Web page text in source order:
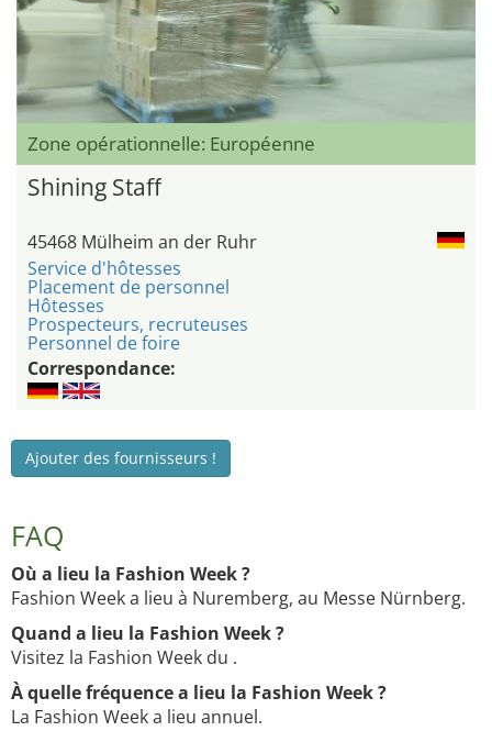
Zone opérationnelle: Européenne
Shining Staff
45468 Mülheim an der Ruhr
Service d'hôtesses
Placement de personnel
Hôtesses
Prospecteurs, recruteuses
Personnel de foire
Correspondance:
Ajouter des fournisseurs !
FAQ
Où a lieu la Fashion Week ?
Fashion Week a lieu à Nuremberg, au Messe Nürnberg.
Quand a lieu la Fashion Week ?
Visitez la Fashion Week du .
À quelle fréquence a lieu la Fashion Week ?
La Fashion Week a lieu annuel.